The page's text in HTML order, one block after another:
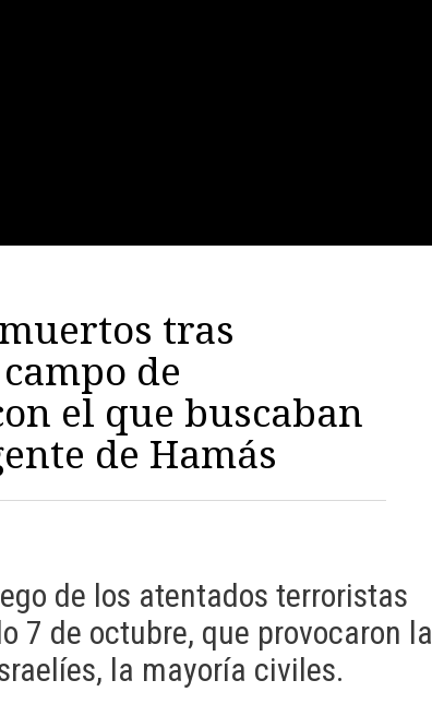
tras
de
el que buscaban
de Hamás
de los atentados terroristas
7 de octubre, que provocaron la
la mayoría civiles.